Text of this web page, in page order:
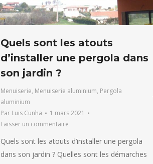
Quels sont les atouts
d’installer une pergola dans
son jardin ?
Menuiserie, Menuiserie aluminium, Pergola
aluminium
Par Luis Cunha
1 mars 2021
Laisser un commentaire
Quels sont les atouts d’installer une pergola
dans son jardin ? Quelles sont les démarches